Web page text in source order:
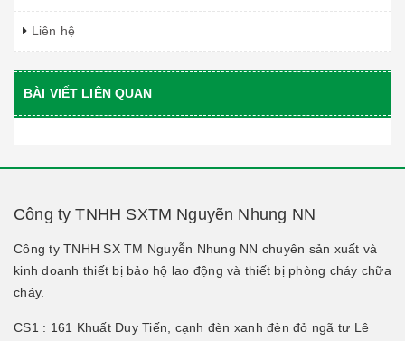
Liên hệ
BÀI VIẾT LIÊN QUAN
Công ty TNHH SXTM Nguyẽn Nhung NN
Công ty TNHH SX TM Nguyễn Nhung NN chuyên sản xuất và
kinh doanh thiết bị bảo hộ lao động và thiết bị phòng cháy chữa
cháy.
CS1 : 161 Khuất Duy Tiến, cạnh đèn xanh đèn đỏ ngã tư Lê